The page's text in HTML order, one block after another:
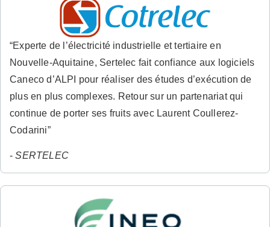
“Experte de l’électricité industrielle et tertiaire en
Nouvelle-Aquitaine, Sertelec fait confiance aux logiciels
Caneco d’ALPI pour réaliser des études d’exécution de
plus en plus complexes. Retour sur un partenariat qui
continue de porter ses fruits avec Laurent Coullerez-
Codarini”
-SERTELEC